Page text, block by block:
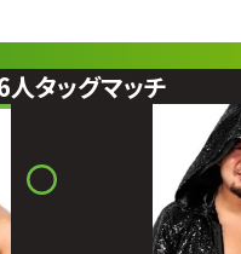
人タッグマッチ